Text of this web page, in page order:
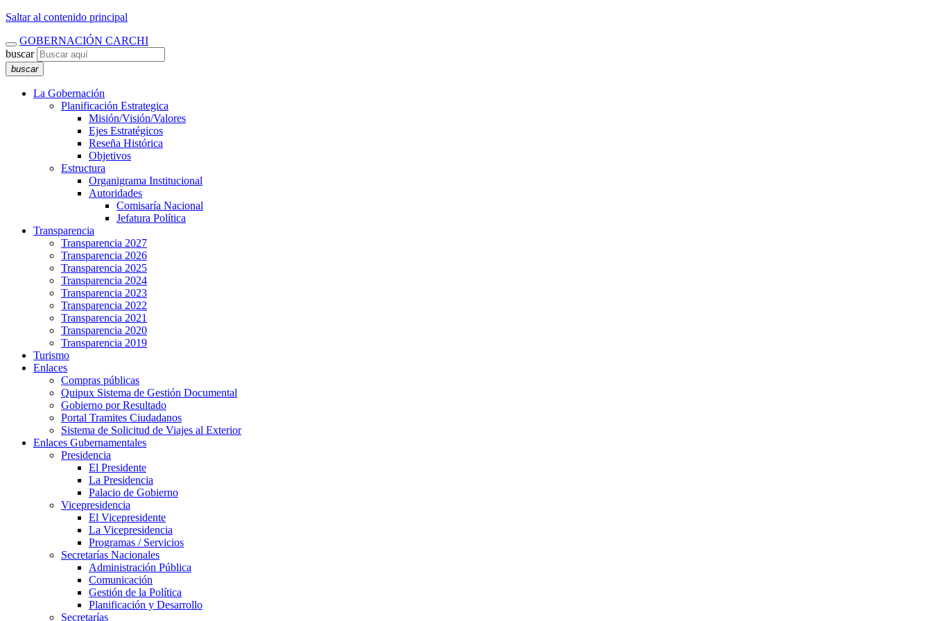
Saltar al contenido principal
GOBERNACIÓN CARCHI
buscar
buscar
La Gobernación
Planificación Estrategica
Misión/Visión/Valores
Ejes Estratégicos
Reseña Histórica
Objetivos
Estructura
Organigrama Institucional
Autoridades
Comisaría Nacional
Jefatura Política
Transparencia
Transparencia 2027
Transparencia 2026
Transparencia 2025
Transparencia 2024
Transparencia 2023
Transparencia 2022
Transparencia 2021
Transparencia 2020
Transparencia 2019
Turismo
Enlaces
Compras públicas
Quipux Sistema de Gestión Documental
Gobierno por Resultado
Portal Tramites Ciudadanos
Sistema de Solicitud de Viajes al Exterior
Enlaces Gubernamentales
Presidencia
El Presidente
La Presidencia
Palacio de Gobierno
Vicepresidencia
El Vicepresidente
La Vicepresidencia
Programas / Servicios
Secretarías Nacionales
Administración Pública
Comunicación
Gestión de la Política
Planificación y Desarrollo
Secretarías